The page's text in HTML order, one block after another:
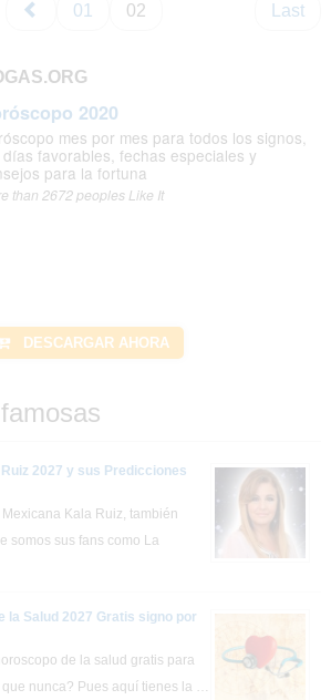
01 02 Last
2020
mes por mes para todos los signos,
favorables, fechas especiales y
para la fortuna
than 2672 peoples Like It
DESCARGAR AHORA
2027 y sus Predicciones
Kala Ruiz, también
somos sus fans como La
la Salud 2027 Gratis signo por
de la salud gratis para
nunca? Pues aquí tienes la …